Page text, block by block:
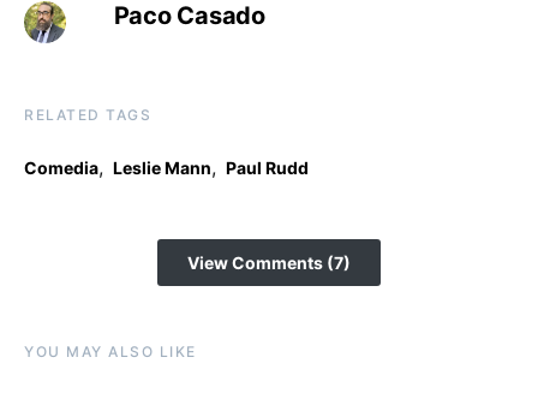
Paco Casado
RELATED TAGS
Comedia, Leslie Mann, Paul Rudd
View Comments (7)
YOU MAY ALSO LIKE